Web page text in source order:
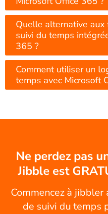
Quelle alternative
suivi du temps
365 ?
Comment utiliser un
temps avec Microsoft
Ne perdez pas
Jibble est
Commencez à
de suivi du temps